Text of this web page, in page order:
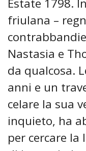
Estate 1798.
friulana –
Nastasia e
da qualcosa.
anni e un
celare la sua
inquieto, ha
per cercare la